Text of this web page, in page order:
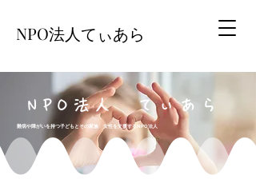
NPO法人てぃあら
​NPO法人 てぃあら
難病や障がいを持つ子どもとその家族 女性を支援するNPO法人